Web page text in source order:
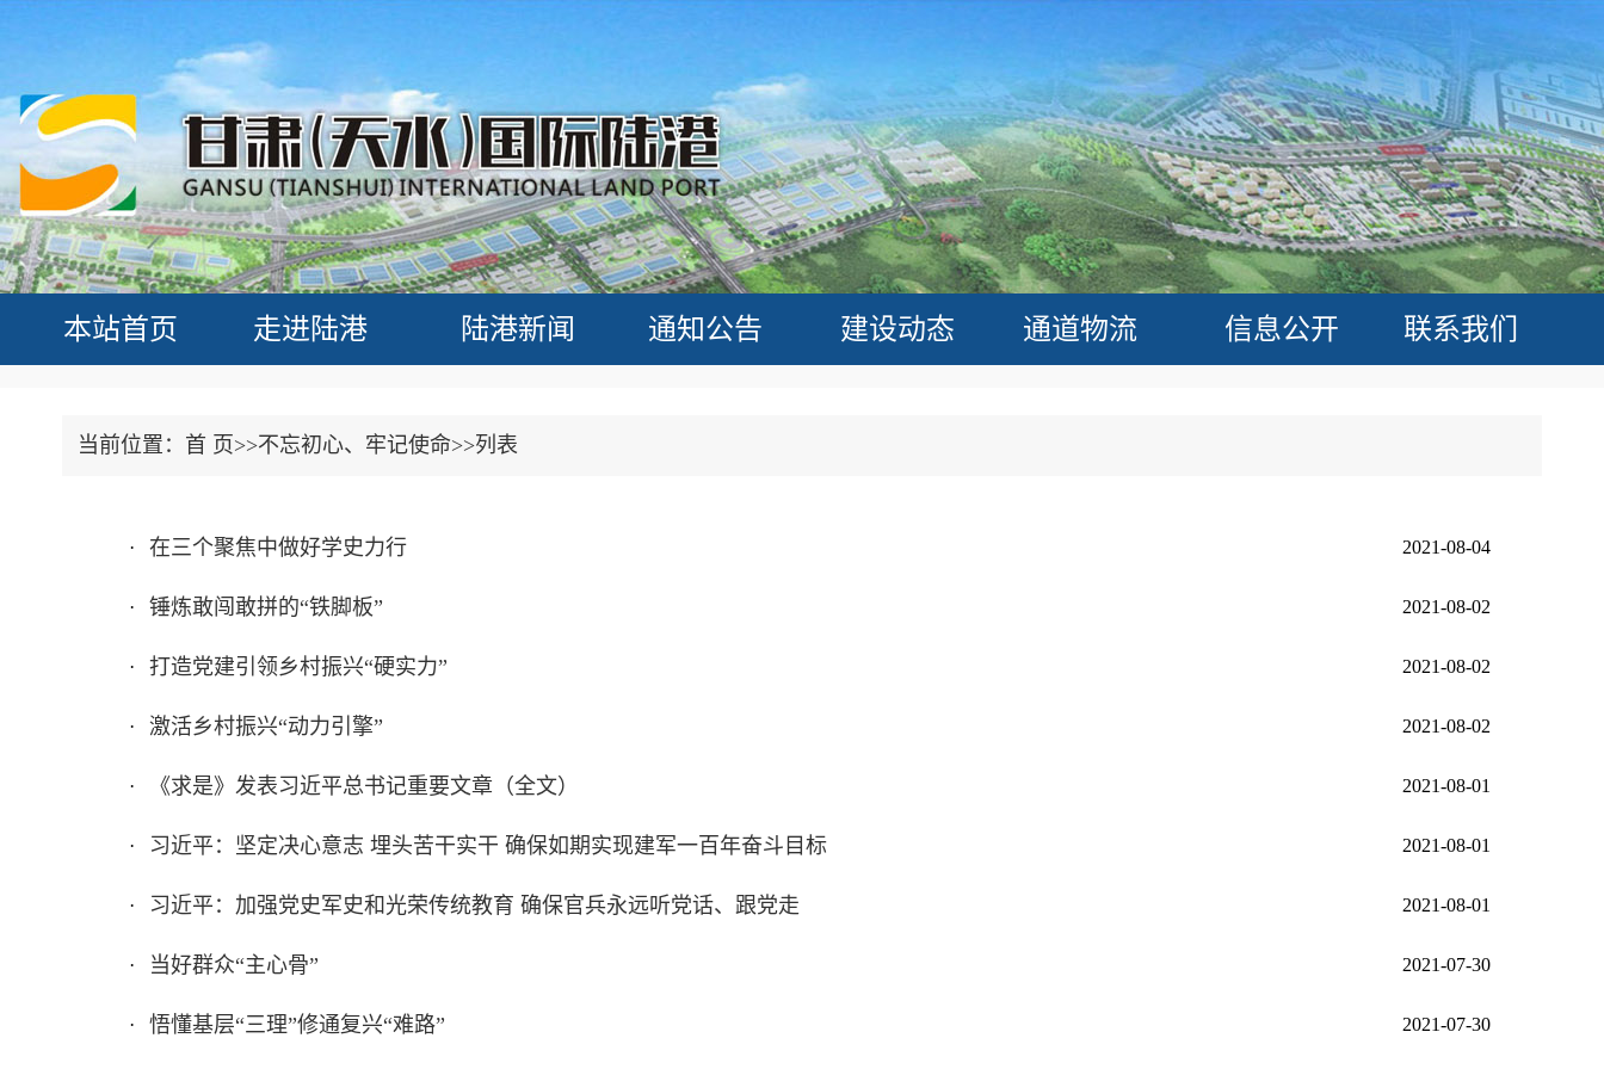
本站首页 走进陆港 陆港新闻 通知公告 建设动态 通道物流 信息公开 联系我们
当前位置：首 页>>不忘初心、牢记使命>>列表
· 在三个聚焦中做好学史力行 2021-08-04
· 锤炼敢闯敢拼的“铁脚板” 2021-08-02
· 打造党建引领乡村振兴“硬实力” 2021-08-02
· 激活乡村振兴“动力引擎” 2021-08-02
· 《求是》发表习近平总书记重要文章（全文） 2021-08-01
· 习近平：坚定决心意志 埋头苦干实干 确保如期实现建军一百年奋斗目标 2021-08-01
· 习近平：加强党史军史和光荣传统教育 确保官兵永远听党话、跟党走 2021-08-01
· 当好群众“主心骨” 2021-07-30
· 悟懂基层“三理”修通复兴“难路” 2021-07-30